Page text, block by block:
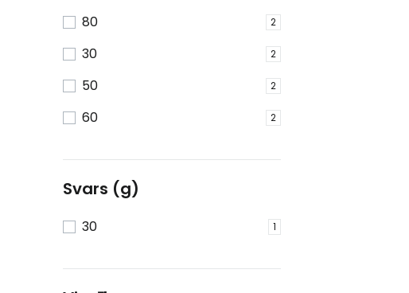
80 2
30 2
50 2
60 2
Svars (g)
30 1